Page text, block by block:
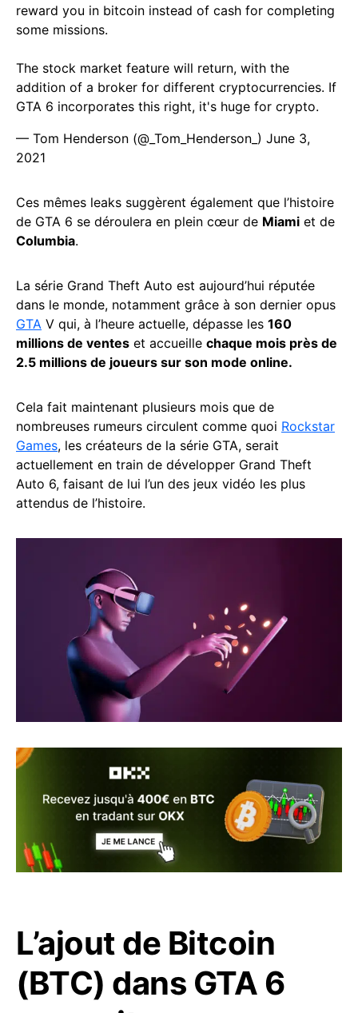
reward you in bitcoin instead of cash for completing
some missions.
The stock market feature will return, with the
addition of a broker for different cryptocurrencies. If
GTA 6 incorporates this right, it's huge for crypto.
— Tom Henderson (@_Tom_Henderson_) June 3,
2021
Ces mêmes leaks suggèrent également que l’histoire
de GTA 6 se déroulera en plein cœur de Miami et de
Columbia.
La série Grand Theft Auto est aujourd’hui réputée
dans le monde, notamment grâce à son dernier opus
GTA V qui, à l’heure actuelle, dépasse les 160
millions de ventes et accueille chaque mois près de
2.5 millions de joueurs sur son mode online.
Cela fait maintenant plusieurs mois que de
nombreuses rumeurs circulent comme quoi Rockstar
Games, les créateurs de la série GTA, serait
actuellement en train de développer Grand Theft
Auto 6, faisant de lui l’un des jeux vidéo les plus
attendus de l’histoire.
L’ajout de Bitcoin
(BTC) dans GTA 6